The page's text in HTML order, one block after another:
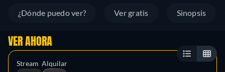
¿Dónde puedo ver? Ver gratis Sinopsis
VER AHORA
Stream Alquilar